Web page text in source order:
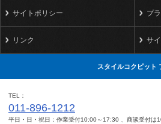
サイトポリシー プ
リンク サ
スタイルコクピット
TEL
011-896-1212
平日・日・祝日：作業受付10:00～17:30 、商談受付